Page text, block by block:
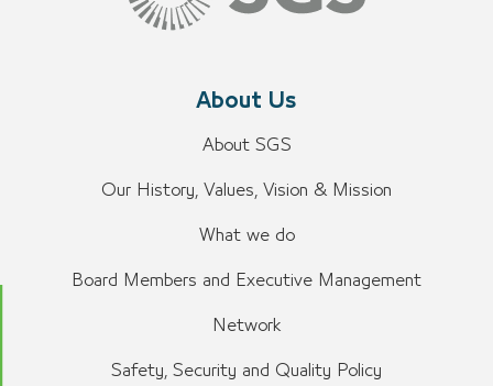
About Us
About SGS
Our History, Values, Vision & Mission
What we do
Board Members and Executive Management
Network
Safety, Security and Quality Policy